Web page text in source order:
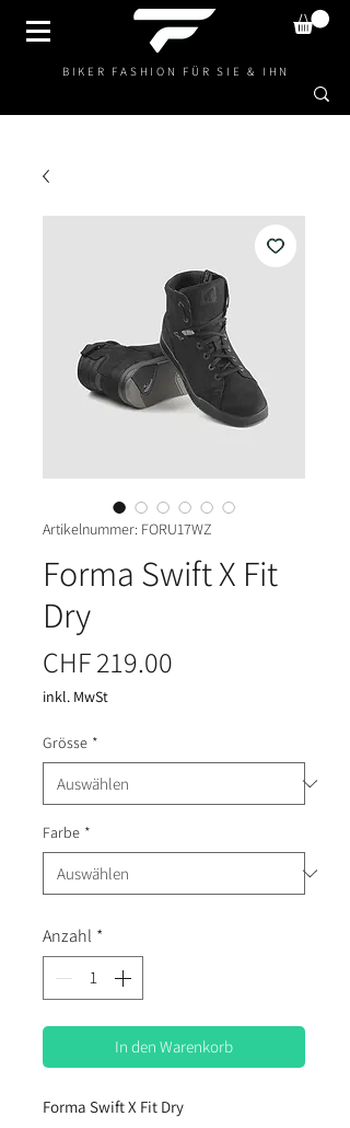
BIKER FASHION FÜR SIE & IHN
Artikelnummer: FORU17WZ
Forma Swift X Fit
Dry
CHF 219.00
inkl. MwSt
Grösse *
Farbe *
Anzahl *
In den Warenkorb
Forma Swift X Fit Dry